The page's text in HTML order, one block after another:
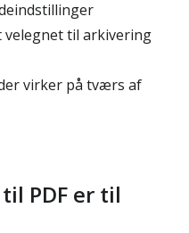
velegnet til arkivering
virker på tværs af
PDF er til